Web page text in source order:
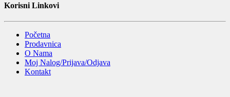
Korisni Linkovi
Početna
Prodavnica
O Nama
Moj Nalog/Prijava/Odjava
Kontakt